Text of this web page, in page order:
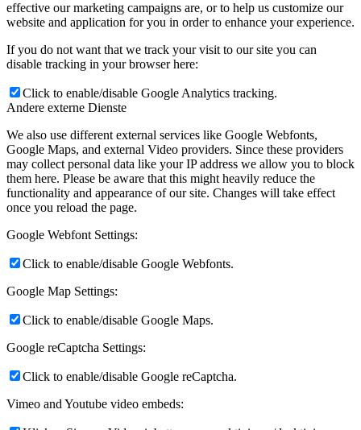
effective our marketing campaigns are, or to help us customize our
website and application for you in order to enhance your experience.
If you do not want that we track your visit to our site you can
disable tracking in your browser here:
Click to enable/disable Google Analytics tracking.
Andere externe Dienste
We also use different external services like Google Webfonts,
Google Maps, and external Video providers. Since these providers
may collect personal data like your IP address we allow you to block
them here. Please be aware that this might heavily reduce the
functionality and appearance of our site. Changes will take effect
once you reload the page.
Google Webfont Settings:
Click to enable/disable Google Webfonts.
Google Map Settings:
Click to enable/disable Google Maps.
Google reCaptcha Settings:
Click to enable/disable Google reCaptcha.
Vimeo and Youtube video embeds: